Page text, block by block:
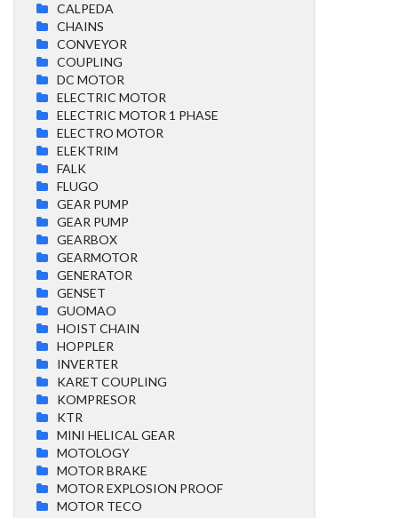
CALPEDA
CHAINS
CONVEYOR
COUPLING
DC MOTOR
ELECTRIC MOTOR
ELECTRIC MOTOR 1 PHASE
ELECTRO MOTOR
ELEKTRIM
FALK
FLUGO
GEAR PUMP
GEAR PUMP
GEARBOX
GEARMOTOR
GENERATOR
GENSET
GUOMAO
HOIST CHAIN
HOPPLER
INVERTER
KARET COUPLING
KOMPRESOR
KTR
MINI HELICAL GEAR
MOTOLOGY
MOTOR BRAKE
MOTOR EXPLOSION PROOF
MOTOR TECO